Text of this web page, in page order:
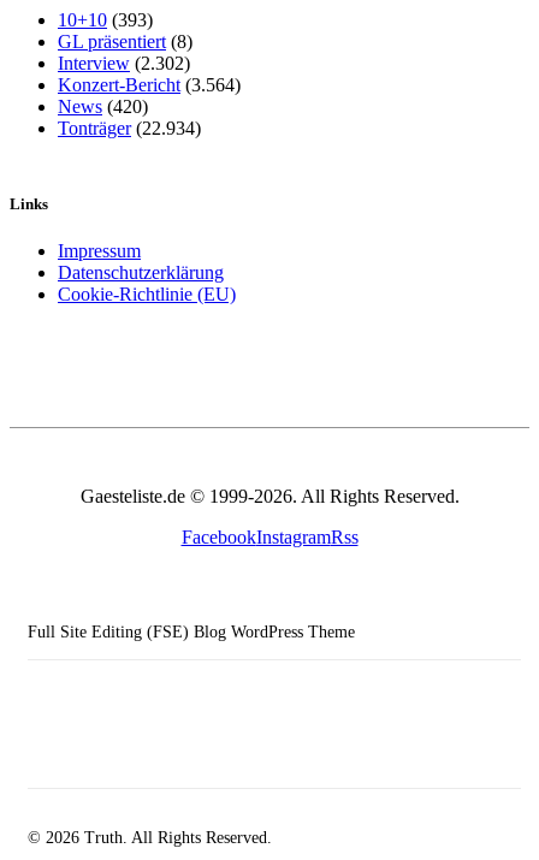
10+10 (393)
GL präsentiert (8)
Interview (2.302)
Konzert-Bericht (3.564)
News (420)
Tonträger(22.934)
Links
Impressum
Datenschutzerklärung
Cookie-Richtlinie (EU)
Gaesteliste.de © 1999-2026. All Rights Reserved.
FacebookInstagramRss
Full Site Editing (FSE) Blog WordPress Theme
© 2026 Truth. All Rights Reserved.